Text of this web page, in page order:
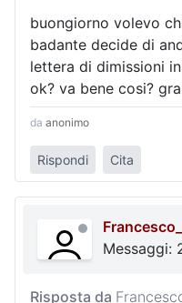
buongiorno volevo
badante decide di
lettera di dimissioni
ok? va bene cosi?
da anonimo
Rispondi Cita
Messaggi:
Risposta da